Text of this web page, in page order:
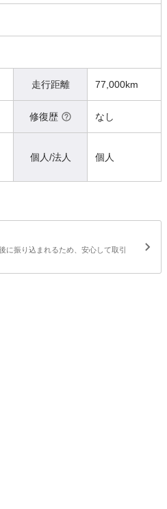
走行距離 77,000km
修復歴 なし
個人/法人 個人
に振り込まれるため、安心して取引